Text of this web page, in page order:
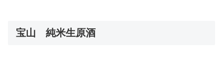
宝山 純米生原酒